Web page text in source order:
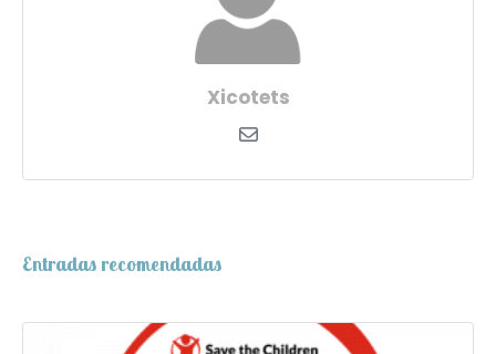
Xicotets
Entradas recomendadas